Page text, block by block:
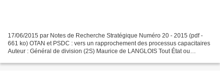
17/06/2015 par Notes de Recherche Stratégique Numéro 20 - 2015 (pdf -
661 ko) OTAN et PSDC : vers un rapprochement des processus capacitaires
Auteur : Général de division (2S) Maurice de LANGLOIS Tout État ou